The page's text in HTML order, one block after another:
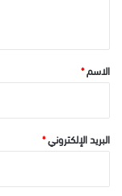
*الاسم*
البريد الإلكتروني*